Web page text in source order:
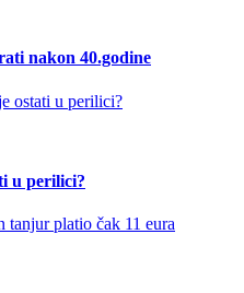
nakon 40.godine
u perilici?